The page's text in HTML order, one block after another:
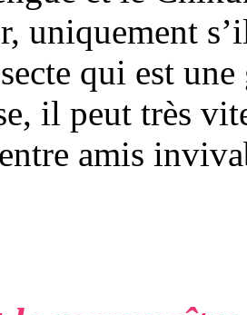
uniquement
qui est
il peut très
amis